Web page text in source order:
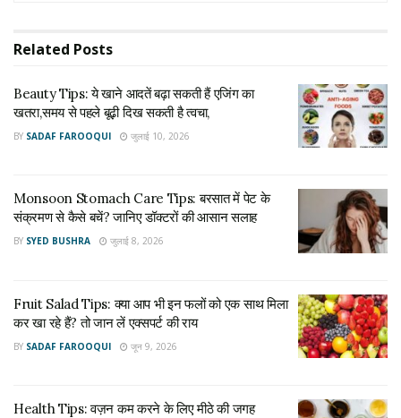
चिया सीड्स
चिया सीड्स फाइबर, ओमेगा-3 फैटी एसिड, मैग्नीशियम और प्रोटीन से भरपूर
होते हैं। पानी में भिगोने पर ये फूल जाते हैं, जिससे पेट लंबे समय तक भरा
महसूस होता है और बार-बार खाने की इच्छा कम होती है।
अलसी को वजन घटाने के लिए सबसे लोकप्रिय सुपरफूड्स में गिना जाता है।
इसमें ओमेगा-3 फैटी एसिड, फाइबर और प्रोटीन अच्छी मात्रा में पाया जाता
क्विनोआ
मौजूद होते हैं। यह लंबे समय तक ऊर्जा देता है और वजन नियंत्रित रखने में
Related Posts
Beauty Tips: ये खाने आदतें बढ़ा सकती हैं एजिंग का
खतरा,समय से पहले बूढ़ी दिख सकती है त्वचा,
BY SADAF FAROOQUI जुलाई 10, 2026
Monsoon Stomach Care Tips: बरसात में पेट के
संक्रमण से कैसे बचें? जानिए डॉक्टरों की आसान सलाह
BY SYED BUSHRA जुलाई 8, 2026
Fruit Salad Tips: क्या आप भी इन फलों को एक साथ मिला
कर खा रहे हैं? तो जान लें एक्सपर्ट की राय
BY SADAF FAROOQUI जून 9, 2026
Health Tips: वज़न कम करने के लिए मीठे की जगह